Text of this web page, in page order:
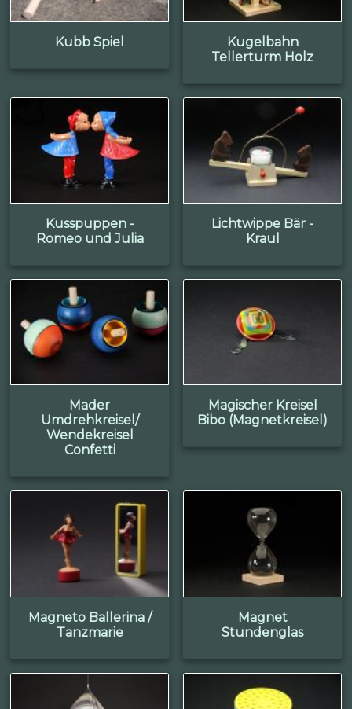
Kubb Spiel
Kugelbahn
Tellerturm Holz
Kusspuppen -
Romeo und Julia
Lichtwippe Bär -
Kraul
Mader
Umdrehkreisel/
Wendekreisel
Confetti
Magischer Kreisel
Bibo (Magnetkreisel)
Magneto Ballerina /
Tanzmarie
Magnet
Stundenglas